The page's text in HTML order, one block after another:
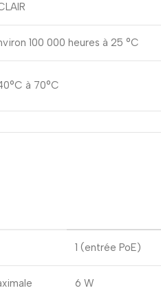
100 000 heures à 25 °C
à 70°C
1 (entrée PoE)
6 W